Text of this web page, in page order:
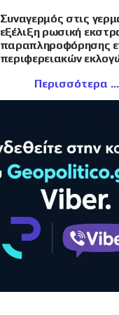
Συναγερμός στις
εξέλιξη ρωσική
παραπληροφόρησης
περιφερειακών
Περισσότερα